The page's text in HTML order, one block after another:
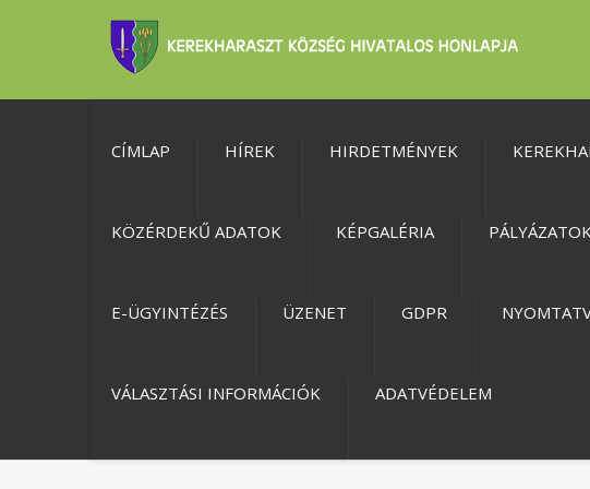
CÍMLAP HÍREK HIRDETMÉNYEK
KÖZÉRDEKŰ ADATOK KÉPGALÉRIA
E-ÜGYINTÉZÉS ÜZENET GDPR
VÁLASZTÁSI INFORMÁCIÓK ADATVÉDELEM